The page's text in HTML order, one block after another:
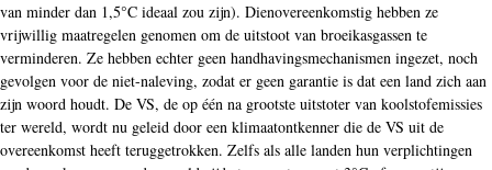
van minder dan 1,5°C ideaal zou zijn). Dienovereenkomstig hebben ze
vrijwillig maatregelen genomen om de uitstoot van broeikasgassen te
verminderen. Ze hebben echter geen handhavingsmechanismen ingezet, noch
gevolgen voor de niet-naleving, zodat er geen garantie is dat een land zich aan
zijn woord houdt. De VS, de op één na grootste uitstoter van koolstofemissies
ter wereld, wordt nu geleid door een klimaatontkenner die de VS uit de
overeenkomst heeft teruggetrokken. Zelfs als alle landen hun verplichtingen